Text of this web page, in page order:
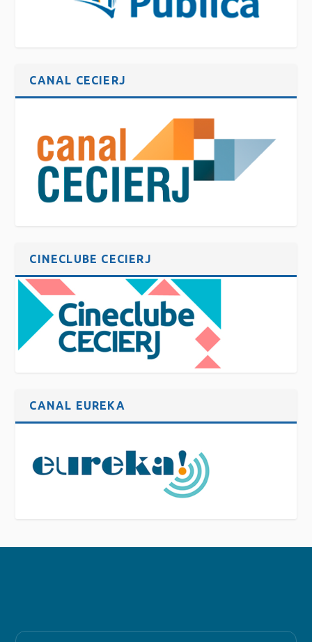
CANAL CECIERJ
CINECLUBE CECIERJ
CANAL EUREKA